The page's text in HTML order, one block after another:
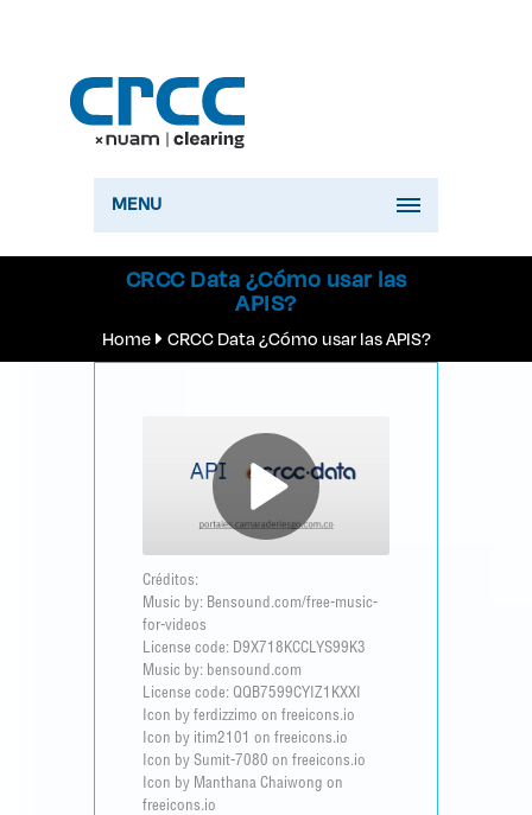
MENU
CRCC Data ¿Cómo usar las
APIS?
Home CRCC Data ¿Cómo usar las APIS?
Créditos:
Music by: Bensound.com/free-music-
for-videos
License code: D9X718KCCLYS99K3
Music by: bensound.com
License code: QQB7599CYIZ1KXXI
Icon by ferdizzimo on freeicons.io
Icon by itim2101 on freeicons.io
Icon by Sumit-7080 on freeicons.io
Icon by Manthana Chaiwong on
freeicons.io